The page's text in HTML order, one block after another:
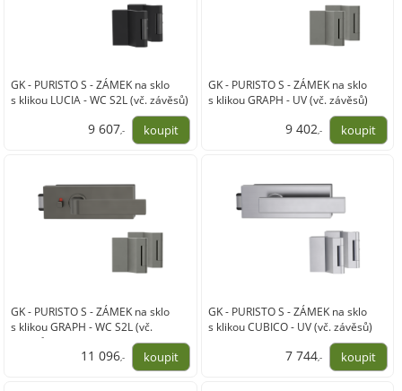
GK - PURISTO S - ZÁMEK na sklo
s klikou LUCIA - WC S2L (vč. závěsů)
9 607,-
GK - PURISTO S - ZÁMEK na sklo
s klikou GRAPH - UV (vč. závěsů)
9 402 ,-
GK - PURISTO S - ZÁMEK na sklo
s klikou GRAPH - WC S2L (vč.
závěsů)
11 096,-
GK - PURISTO S - ZÁMEK na sklo
s klikou CUBICO - UV (vč. závěsů)
7 744,-